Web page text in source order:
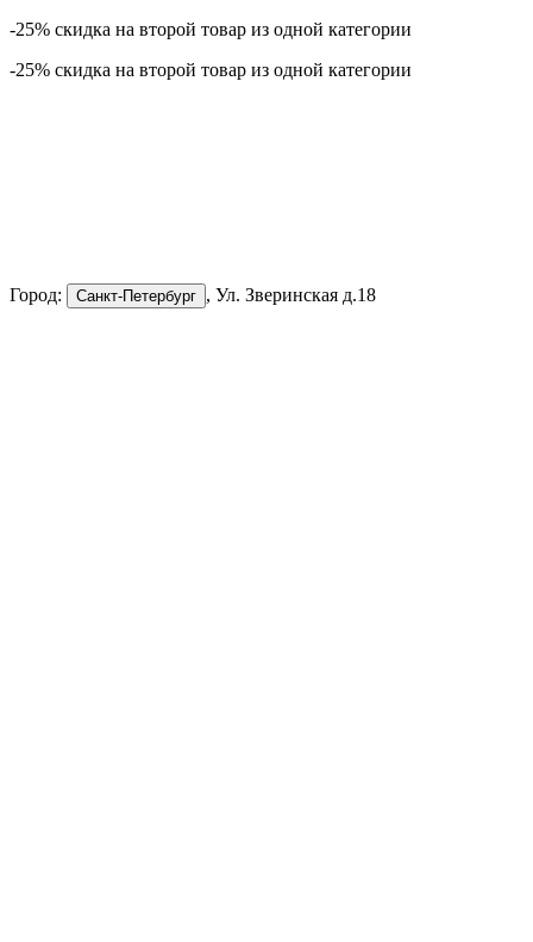
-25% скидка на второй товар из одной категории
-25% скидка на второй товар из одной категории
Город: Санкт-Петербург , Ул. Зверинская д.18